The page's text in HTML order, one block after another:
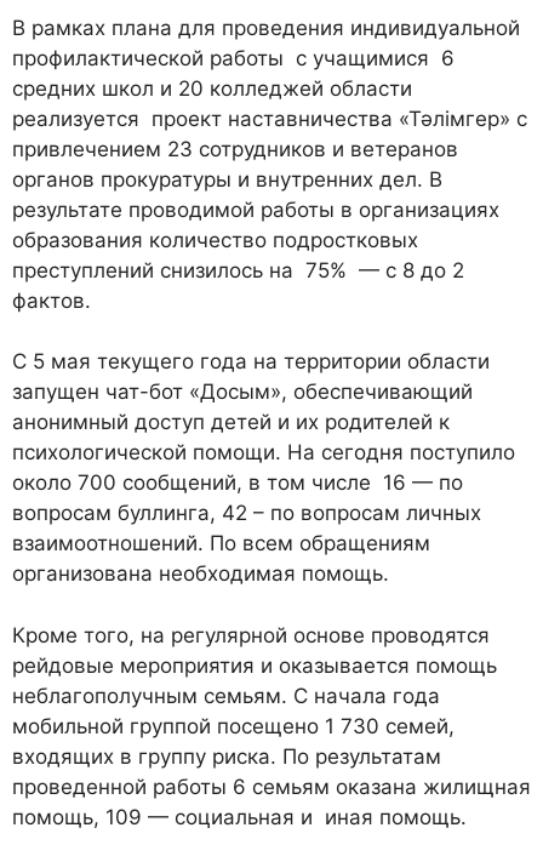
В рамках плана для проведения индивидуальной
профилактической работы с учащимися 6
средних школ и 20 колледжей области
реализуется проект наставничества «Тәлімгер» с
привлечением 23 сотрудников и ветеранов
органов прокуратуры и внутренних дел. В
результате проводимой работы в организациях
образования количество подростковых
преступлений снизилось на 75% — с 8 до 2
фактов.
С 5 мая текущего года на территории области
запущен чат-бот «Досым», обеспечивающий
анонимный доступ детей и их родителей к
психологической помощи. На сегодня поступило
около 700 сообщений, в том числе 16 — по
вопросам буллинга, 42 – по вопросам личных
взаимоотношений. По всем обращениям
организована необходимая помощь.
Кроме того, на регулярной основе проводятся
рейдовые мероприятия и оказывается помощь
неблагополучным семьям. С начала года
мобильной группой посещено 1 730 семей,
входящих в группу риска. По результатам
проведенной работы 6 семьям оказана жилищная
помощь, 109 — социальная и иная помощь.